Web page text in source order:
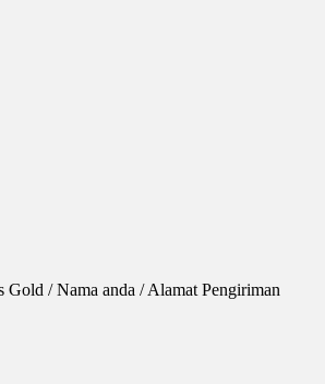
/ Nama anda / Alamat Pengiriman